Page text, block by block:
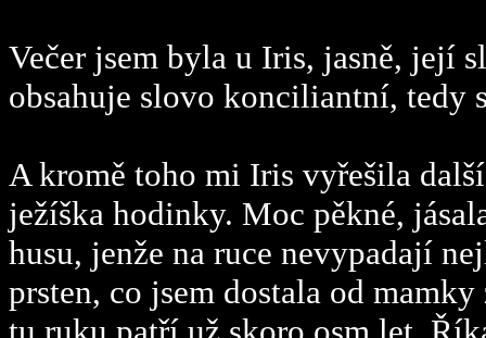
Večer jsem byla u Iris, jasně, její
obsahuje slovo konciliantní,
A kromě toho mi Iris vyřešila
ježíška hodinky. Moc pěkné,
husu, jenže na ruce nevypadají
prsten, co jsem dostala od